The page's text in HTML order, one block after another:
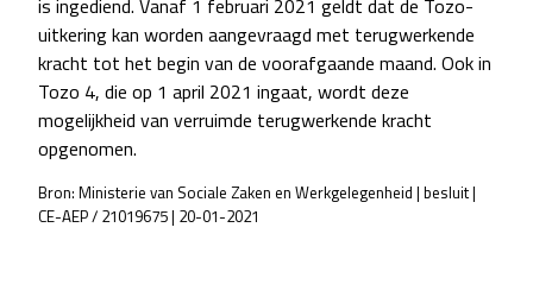
is ingediend. Vanaf 1 februari 2021 geldt dat de Tozo-
uitkering kan worden aangevraagd met terugwerkende
kracht tot het begin van de voorafgaande maand. Ook in
Tozo 4, die op 1 april 2021 ingaat, wordt deze
mogelijkheid van verruimde terugwerkende kracht
opgenomen.
Bron: Ministerie van Sociale Zaken en Werkgelegenheid | besluit |
CE-AEP / 21019675 | 20-01-2021